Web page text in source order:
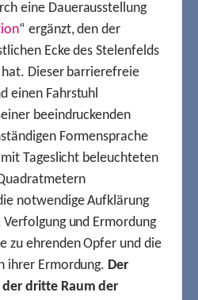
eine Dauerausstellung
“ ergänzt, den der
Ecke des Stelenfelds
Dieser barrierefreie
einen Fahrstuhl
beeindruckenden
Formensprache
Tageslicht beleuchteten
notwendige Aufklärung
und Ermordung
zu ehrenden Opfer und die
ihrer Ermordung. Der
dritte Raum der